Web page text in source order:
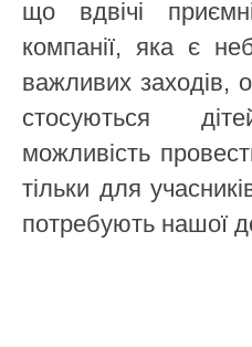
що вдвічі
компанії, яка є
важливих заходів,
стосуються
можливість
тільки для
потребують нашої